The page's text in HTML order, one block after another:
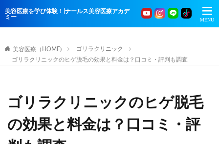
美容医療を学び体験！|ナールス美容医療アカデ
ミー
美容医療（HOME)
ゴリラクリニック
ゴリラクリニックのヒゲ脱毛の効果と料金は？口コミ・評判も調査
ゴリラクリニックのヒゲ脱毛
の効果と料金は？口コミ・評